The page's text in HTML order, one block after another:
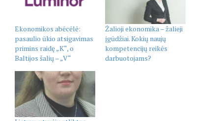
Ekonomikos abėcėlė:
pasaulio ūkio atsigavimas
primins raidę „K“, o
Baltijos šalių – „V“
Žalioji ekonomika – žalieji
įgūdžiai. Kokių naujų
kompetencijų reikės
darbuotojams?